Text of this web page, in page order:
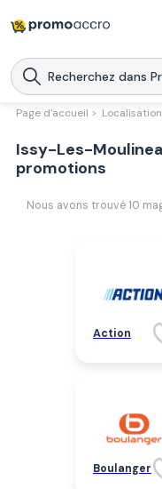
Magasins
Produits
Télécharge
Promoaccro
Page d'accueil >
Issy-Les-
promotions
Nous avons trouvé 10
Action
Boulanger